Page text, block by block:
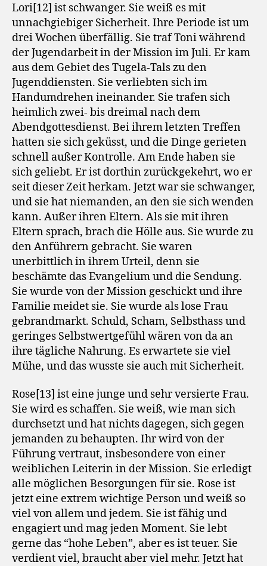
Lori[12] ist schwanger. Sie weiß es mit
unnachgiebiger Sicherheit. Ihre Periode ist um
drei Wochen überfällig. Sie traf Toni während
der Jugendarbeit in der Mission im Juli. Er kam
aus dem Gebiet des Tugela-Tals zu den
Jugenddiensten. Sie verliebten sich im
Handumdrehen ineinander. Sie trafen sich
heimlich zwei- bis dreimal nach dem
Abendgottesdienst. Bei ihrem letzten Treffen
hatten sie sich geküsst, und die Dinge gerieten
schnell außer Kontrolle. Am Ende haben sie
sich geliebt. Er ist dorthin zurückgekehrt, wo er
seit dieser Zeit herkam. Jetzt war sie schwanger,
und sie hat niemanden, an den sie sich wenden
kann. Außer ihren Eltern. Als sie mit ihren
Eltern sprach, brach die Hölle aus. Sie wurde zu
den Anführern gebracht. Sie waren
unerbittlich in ihrem Urteil, denn sie
beschämte das Evangelium und die Sendung.
Sie wurde von der Mission geschickt und ihre
Familie meidet sie. Sie wurde als lose Frau
gebrandmarkt. Schuld, Scham, Selbsthass und
geringes Selbstwertgefühl wären von da an
ihre tägliche Nahrung. Es erwartete sie viel
Mühe, und das wusste sie auch mit Sicherheit.
Rose[13] ist eine junge und sehr versierte Frau.
Sie wird es schaffen. Sie weiß, wie man sich
durchsetzt und hat nichts dagegen, sich gegen
jemanden zu behaupten. Ihr wird von der
Führung vertraut, insbesondere von einer
weiblichen Leiterin in der Mission. Sie erledigt
alle möglichen Besorgungen für sie. Rose ist
jetzt eine extrem wichtige Person und weiß so
viel von allem und jedem. Sie ist fähig und
engagiert und mag jeden Moment. Sie lebt
gerne das “hohe Leben”, aber es ist teuer. Sie
verdient viel, braucht aber viel mehr. Jetzt hat